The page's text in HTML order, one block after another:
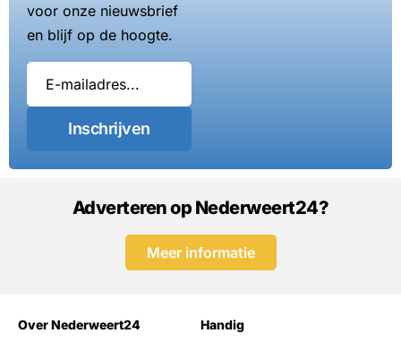
voor onze nieuwsbrief
en blijf op de hoogte.
Inschrijven
Adverteren op Nederweert24?
Meer informatie
Over Nederweert24 Handig